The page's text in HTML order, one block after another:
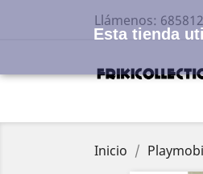
Llámenos:
Inicio
Esta tienda